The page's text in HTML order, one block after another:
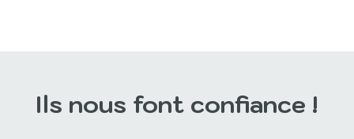
Ils nous font confiance !